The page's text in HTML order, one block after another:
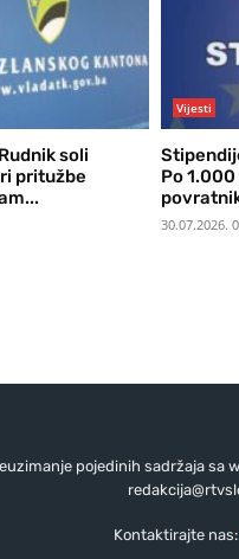
soli
pritužbe
Vijesti
Po
30.07.2026.
pojedinih sadržaja
Kontaktirajte nas: